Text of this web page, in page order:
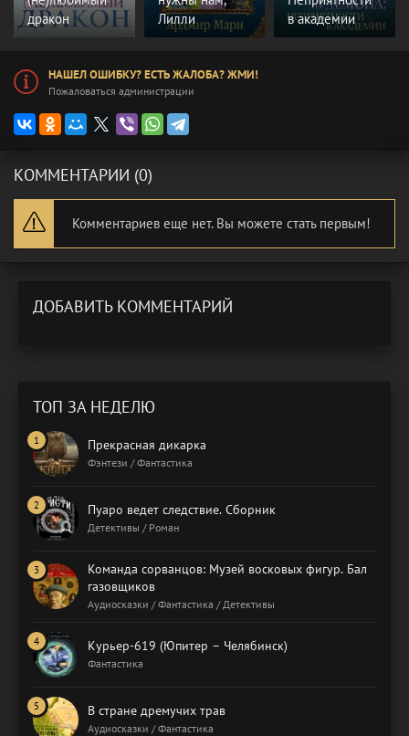
дракон
Лилли
в академии
НАШЕЛ ОШИБКУ? ЕСТЬ ЖАЛОБА? ЖМИ!
Пожаловаться администрации
КОММЕНТАРИИ (0)
Комментариев еще нет. Вы можете стать первым!
ДОБАВИТЬ КОММЕНТАРИЙ
ТОП ЗА НЕДЕЛЮ
Прекрасная дикарка
Фэнтези / Фантастика
Пуаро ведет следствие. Сборник
Детективы / Роман
Команда сорванцов: Музей восковых фигур. Бал
газовщиков
Аудиосказки / Фантастика / Детективы
Курьер-619 (Юпитер – Челябинск)
Фантастика
В стране дремучих трав
Аудиосказки / Фантастика